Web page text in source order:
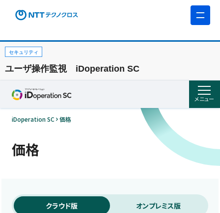
セキュリティ
ユーザ操作監視 iDoperation SC
メニュー
iDoperation SC 価格
価格
クラウド版 オンプレミス版